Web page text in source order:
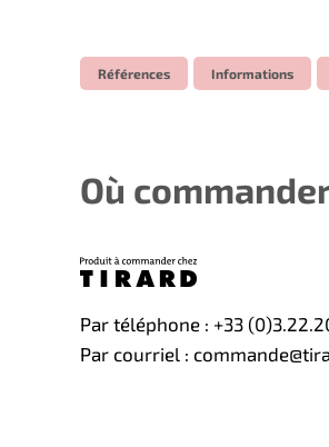
Références Informations
Où
Par téléphone : +33
Par courriel :